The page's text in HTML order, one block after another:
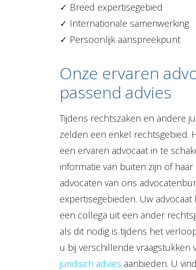
✓ Breed expertisegebied
✓ Internationale samenwerking
✓ Persoonlijk aanspreekpunt
Onze ervaren
passend advies
Tijdens rechtszaken en andere
zelden een enkel rechtsgebied.
een ervaren advocaat in te
informatie van buiten zijn of
advocaten van ons
expertisegebieden. Uw
een collega uit een ander
als dit nodig is tijdens het
u bij verschillende vraagstukken
juridisch advies aanbieden. U